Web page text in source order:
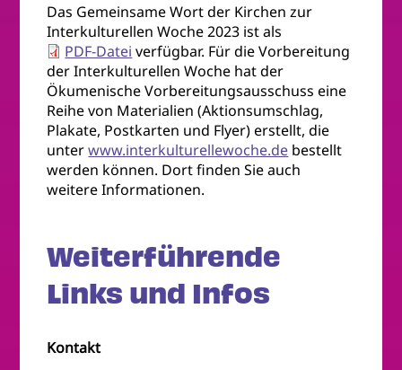
Das Gemeinsame Wort der Kirchen zur
Interkulturellen Woche 2023 ist als
PDF-Datei verfügbar. Für die Vorbereitung
der Interkulturellen Woche hat der
Ökumenische Vorbereitungsausschuss eine
Reihe von Materialien (Aktionsumschlag,
Plakate, Postkarten und Flyer) erstellt, die
unterwww.interkulturellewoche.de bestellt
werden können. Dort finden Sie auch
weitere Informationen.
Weiterführende
Links und Infos
Kontakt